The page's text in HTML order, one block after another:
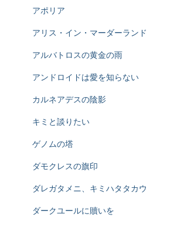
アポリア
アリス・イン・マーダーランド
アルバトロスの黄金の雨
アンドロイドは愛を知らない
カルネアデスの陰影
キミと談りたい
ゲノムの塔
ダモクレスの旗印
ダレガタメニ、キミハタタカウ
ダークユールに贖いを